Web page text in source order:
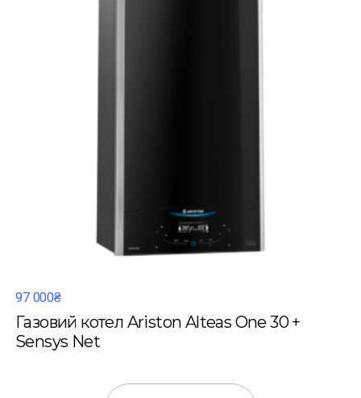
97 000₴
Газовий котел Ariston Alteas One 30 +
Sensys Net